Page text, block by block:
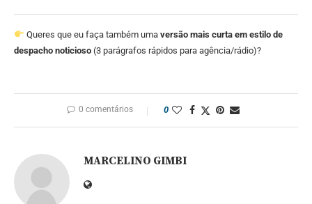
Queres que eu faça também uma versão mais curta em estilo de
despacho noticioso (3 parágrafos rápidos para agência/rádio)?
0 comentários 0
MARCELINO GIMBI